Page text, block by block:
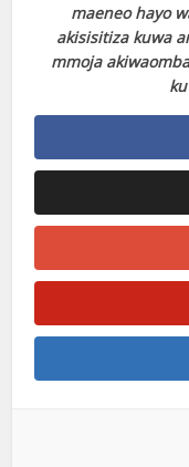
maeneo hayo
akisisitiza kuwa
mmoja